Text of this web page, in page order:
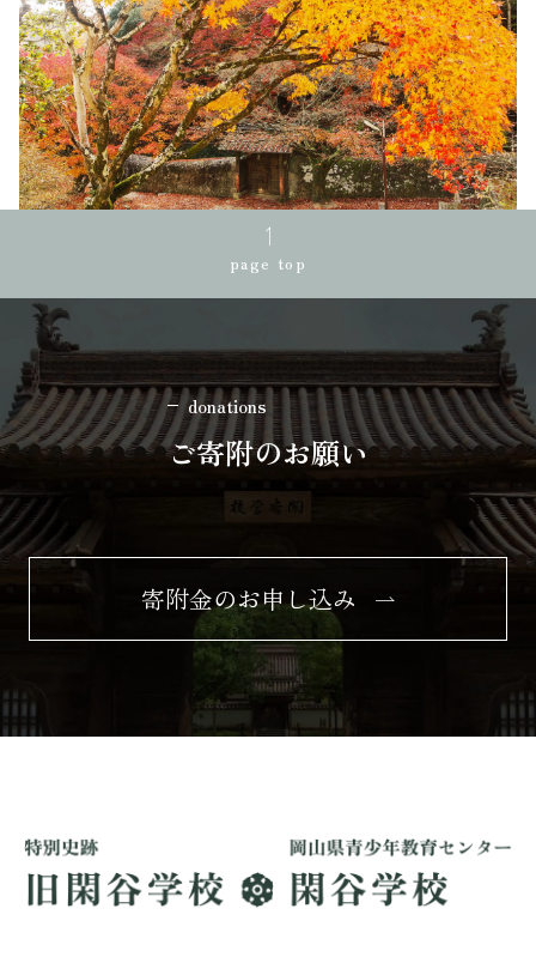
page top
donations
ご寄附のお願い
寄附金のお申し込み